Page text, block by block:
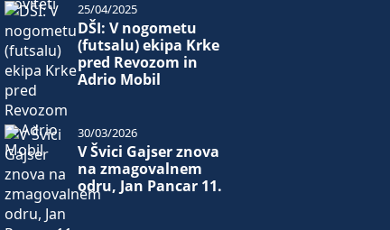
DŠI: V nogometu
(futsalu) ekipa Krke
pred Revozom in
Adrio Mobil
25/04/2025
V Švici Gajser znova
na zmagovalnem
odru, Jan Pancar 11.
30/03/2026